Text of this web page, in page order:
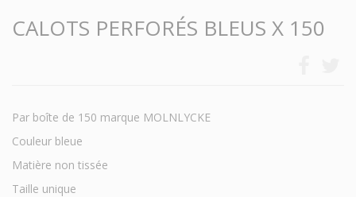
CALOTS PERFORÉS BLEUS X 150
Par boîte de 150 marque MOLNLYCKE
Couleur bleue
Matière non tissée
Taille unique